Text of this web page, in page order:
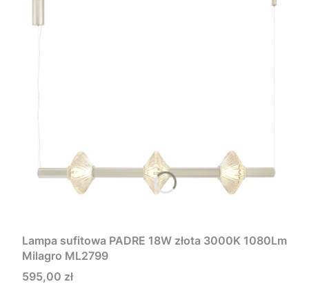
Lampa sufitowa PADRE 18W złota 3000K 1080Lm
Milagro ML2799
Cena
595,00 zł